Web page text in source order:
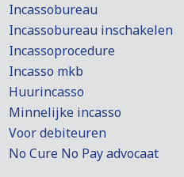
Incassobureau
Incassobureau inschakelen
Incassoprocedure
Incasso mkb
Huurincasso
Minnelijke incasso
Voor debiteuren
No Cure No Pay advocaat